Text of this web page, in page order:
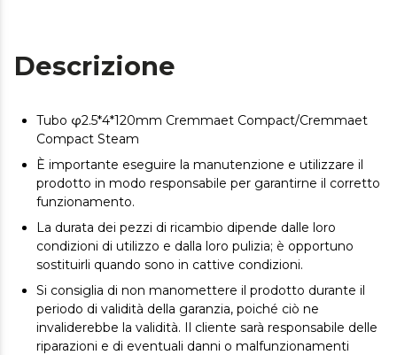
Descrizione
Tubo φ2.5*4*120mm Cremmaet Compact/Cremmaet
Compact Steam
È importante eseguire la manutenzione e utilizzare il
prodotto in modo responsabile per garantirne il corretto
funzionamento.
La durata dei pezzi di ricambio dipende dalle loro
condizioni di utilizzo e dalla loro pulizia; è opportuno
sostituirli quando sono in cattive condizioni.
Si consiglia di non manomettere il prodotto durante il
periodo di validità della garanzia, poiché ciò ne
invaliderebbe la validità. Il cliente sarà responsabile delle
riparazioni e di eventuali danni o malfunzionamenti